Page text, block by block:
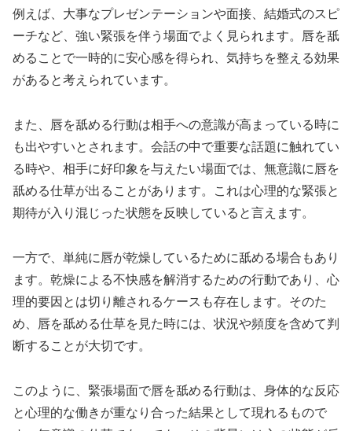
例えば、大事なプレゼンテーションや面接、結婚式のスピ
ーチなど、強い緊張を伴う場面でよく見られます。唇を舐
めることで一時的に安心感を得られ、気持ちを整える効果
があると考えられています。
また、唇を舐める行動は相手への意識が高まっている時に
も出やすいとされます。会話の中で重要な話題に触れてい
る時や、相手に好印象を与えたい場面では、無意識に唇を
舐める仕草が出ることがあります。これは心理的な緊張と
期待が入り混じった状態を反映していると言えます。
一方で、単純に唇が乾燥しているために舐める場合もあり
ます。乾燥による不快感を解消するための行動であり、心
理的要因とは切り離されるケースも存在します。そのた
め、唇を舐める仕草を見た時には、状況や頻度を含めて判
断することが大切です。
このように、緊張場面で唇を舐める行動は、身体的な反応
と心理的な働きが重なり合った結果として現れるもので